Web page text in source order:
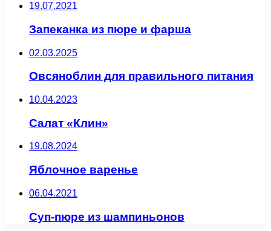
19.07.2021
Запеканка из пюре и фарша
02.03.2025
Овсяноблин для правильного питания
10.04.2023
Салат «Клин»
19.08.2024
Яблочное варенье
06.04.2021
Суп-пюре из шампиньонов